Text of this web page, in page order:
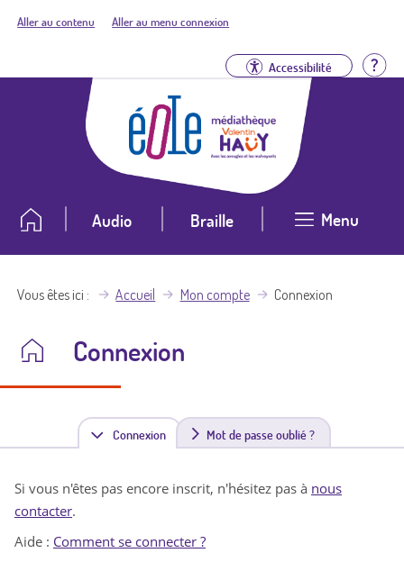
Aller au contenu Aller au menu connexion
Accessibilité
Audio Braille Menu
Vous êtes ici Accueil Mon compte Connexion
Connexion
Connexion(
n
Mot de passe oublié ?
Si vous n'êtes pas encore inscrit, n'hésitez pas à nous
contacter.
Aide : Comment se connecter ?